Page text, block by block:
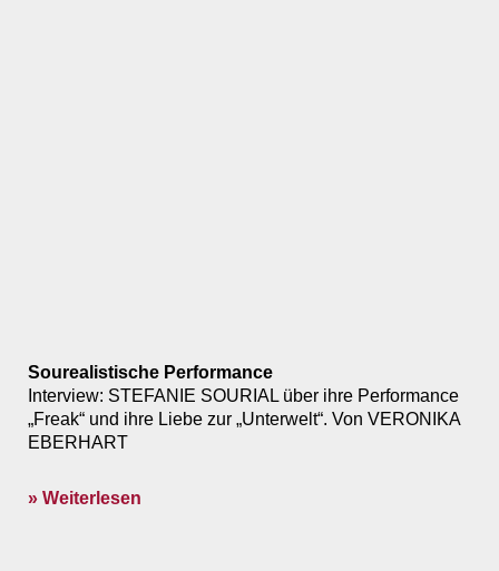
Sourealistische Performance
Interview: STEFANIE SOURIAL über ihre Performance
„Freak“ und ihre Liebe zur „Unterwelt“. Von VERONIKA
EBERHART
» Weiterlesen